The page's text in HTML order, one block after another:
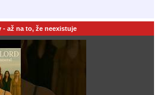
až na to, že neexistuje